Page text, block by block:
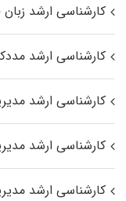
کارشناسی ارشد زبان
کارشناسی ارشد
کارشناسی ارشد
کارشناسی ارشد
کارشناسی ارشد